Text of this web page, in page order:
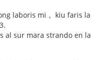
laboris mi， kiu faris la
al sur mara strando en la